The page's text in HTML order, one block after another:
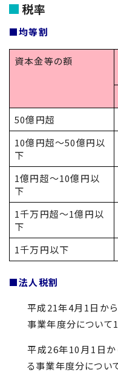
税率
■均等割
資本金等の額
50億円超
10億円超〜50億円以
下
1億円超〜10億円以
下
1千万円超〜1億円以
下
1千万円以下
■法人税割
平成21年4月1日か
事業年度分について
平成26年10月1日
る事業年度分につい